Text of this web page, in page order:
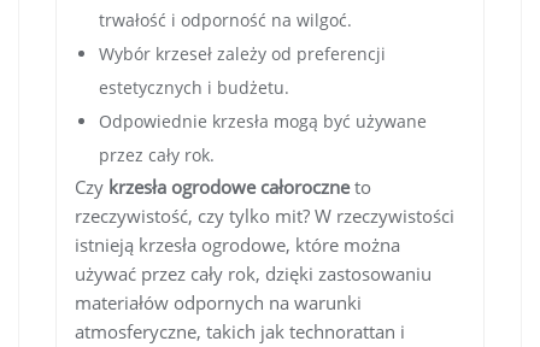
trwałość i odporność na wilgoć.
Wybór krzeseł zależy od preferencji
estetycznych i budżetu.
Odpowiednie krzesła mogą być używane
przez cały rok.
Czy krzesła ogrodowe całoroczneto
rzeczywistość, czy tylko mit? W rzeczywistości
istnieją krzesła ogrodowe, które można
używać przez cały rok, dzięki zastosowaniu
materiałów odpornych na warunki
atmosferyczne, takich jak technorattan i